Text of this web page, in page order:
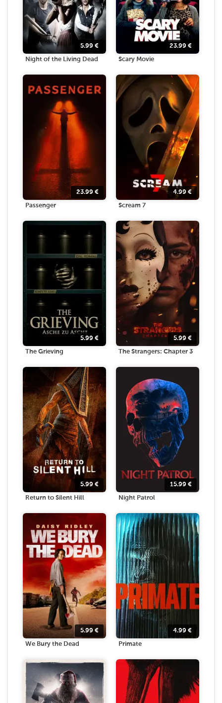
5.99 €
Night of the Living Dead
23.99 €
Scary Movie
23.99 €
Passenger
4.99€
Scream 7
5.99 €
The Grieving
5.99 €
The Strangers: Chapter 3
5.99 €
Return to Silent Hill
15.99 €
Night Patrol
5.99 €
We Bury the Dead
4.99 €
Primate